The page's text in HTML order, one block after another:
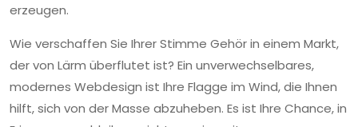
erzeugen.
Wie verschaffen Sie Ihrer Stimme Gehör in einem Markt,
der von Lärm überflutet ist? Ein unverwechselbares,
modernes Webdesign ist Ihre Flagge im Wind, die Ihnen
hilft, sich von der Masse abzuheben. Es ist Ihre Chance, in